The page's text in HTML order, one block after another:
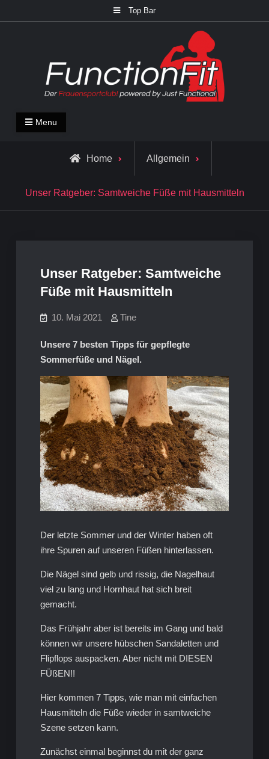
to
Top Bar
FunctionFit Blog
Fitness und Lifestyle Blog
Menu
Home Allgemein
Unser Ratgeber: Samtweiche Füße mit Hausmitteln
Unser Ratgeber: Samtweiche
Füße mit Hausmitteln
10. Mai 2021 Tine
Unsere 7 besten Tipps für gepflegte
Sommerfüße und Nägel.
Der letzte Sommer und der Winter haben oft
ihre Spuren auf unseren Füßen hinterlassen.
Die Nägel sind gelb und rissig, die Nagelhaut
viel zu lang und Hornhaut hat sich breit
gemacht.
Das Frühjahr aber ist bereits im Gang und bald
können wir unsere hübschen Sandaletten und
Flipflops auspacken. Aber nicht mit DIESEN
FÜßEN!!
Hier kommen 7 Tipps, wie man mit einfachen
Hausmitteln die Füße wieder in samtweiche
Szene setzen kann.
Zunächst einmal beginnst du mit der ganz